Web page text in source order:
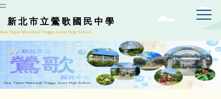
跳
到
主
要
內
容
區
:::
新北市立鶯歌國民中學
Taipei Municipal Yingge Junior High School